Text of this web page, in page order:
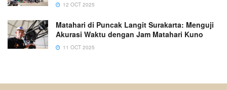
12 OCT 2025
Matahari di Puncak Langit Surakarta: Menguji
Akurasi Waktu dengan Jam Matahari Kuno
11 OCT 2025